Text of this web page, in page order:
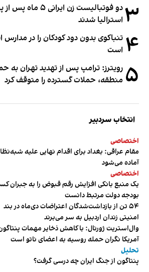
۳
دو فوتبالیست زن
استرالیا شدند
۴ تنباکوی بدون دود کودکان را در مدارس
است
۵ رویترز: ترامپ پس از تهدید تهران به
منطقه، حملات گسترده را متوقف کرد
انتخاب سردبیر
اختصاصی
مقام عراقی: بغداد برای اقدام نهایی علیه
آماده می‌شود
اختصاصی
یک منبع بانکی افزایش رقم قبوض را به جبران
بودجه دولت مرتبط دانست
۵۴ تن از بازداشت‌شدگان اعتراضات دی‌ماه در بند
امنیتی زندان اردبیل به سر می‌برند
وال‌استریت ژورنال: با کاهش ذخایر مهمات
آمریکا نگران حمله روسیه به اعضای ناتو‌ است
تحلیل
پنتاگون از جنگ ایران چه درسی گرفت؟